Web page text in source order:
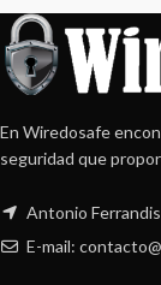
En Wiredosafe
seguridad que
Antonio
E-mail: